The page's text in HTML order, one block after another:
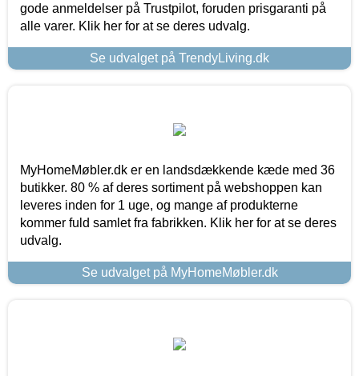
gode anmeldelser på Trustpilot, foruden prisgaranti på
alle varer. Klik her for at se deres udvalg.
Se udvalget på TrendyLiving.dk
MyHomeMøbler.dk er en landsdækkende kæde med 36
butikker. 80 % af deres sortiment på webshoppen kan
leveres inden for 1 uge, og mange af produkterne
kommer fuld samlet fra fabrikken. Klik her for at se deres
udvalg.
Se udvalget på MyHomeMøbler.dk